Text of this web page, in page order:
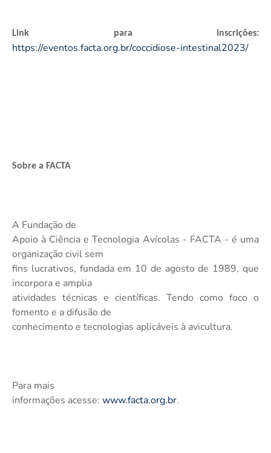
Link para inscrições:
https://eventos.facta.org.br/coccidiose-intestinal2023/
Sobre a FACTA
A Fundação de
Apoio à Ciência e Tecnologia Avícolas - FACTA - é uma
organização civil sem
fins lucrativos, fundada em 10 de agosto de 1989, que
incorpora e amplia
atividades técnicas e científicas. Tendo como foco o
fomento e a difusão de
conhecimento e tecnologias aplicáveis à avicultura.
Para mais
informações acesse: www.facta.org.br.